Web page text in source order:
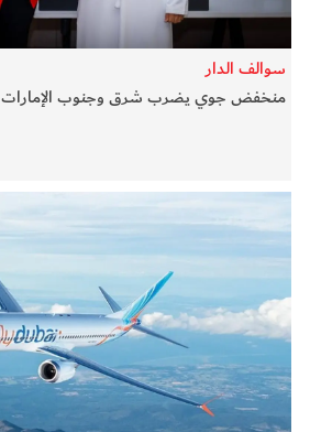
فن وثقافة
كوكب دبي
فيديو
كل الأقسام
أبناء الديرة
الفرجان
سوالف الدار
منخفض جوي يضرب شرق وجنوب الإمارات